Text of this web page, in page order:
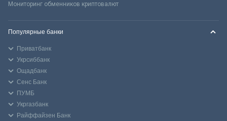
Мониторинг обменников криптовалют
Популярные банки
Приватбанк
Укрсиббанк
Ощадбанк
Сенс Банк
ПУМБ
Укргазбанк
Райффайзен Банк